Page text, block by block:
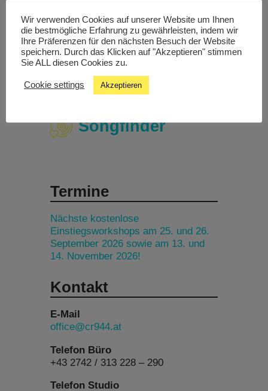
Livestream
Studiochat
Songfinder
Termine
Nächste kostenlose
Einstiegsworkshops am 25. und 26.
September 2026 sowie am 13. und
14. November 2026!
Kontakt
E-Mail
office@cr944.at
Telefon Büro
+43 2742 / 313 228 – 290
Telefon Studio
Wir verwenden Cookies auf unserer Website um Ihnen
die bestmögliche Erfahrung zu gewährleisten, indem wir
Ihre Präferenzen für den nächsten Besuch der Website
speichern. Durch das Klicken auf "Akzeptieren" stimmen
Sie ALL diesen Cookies zu.
Cookie settings Akzeptieren